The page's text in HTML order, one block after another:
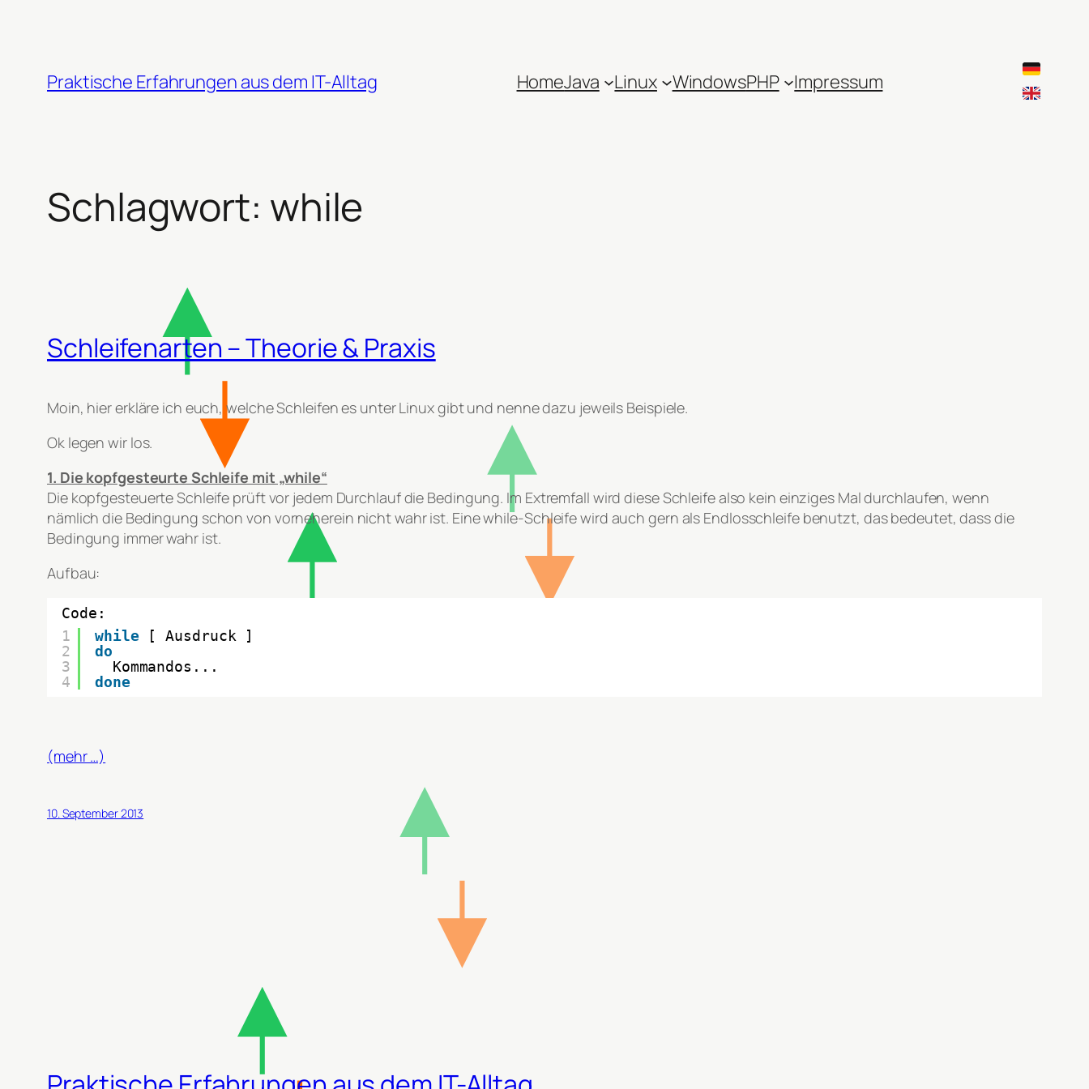
Praktische Erfahrungen aus dem IT-Alltag HomeJava Linux WindowsPHP Impressum
Schlagwort: while
Schleifenarten – Theorie & Praxis
Moin, hier erkläre ich euch, welche Schleifen es unter Linux gibt und nenne dazu jeweils Beispiele.
Ok legen wir los.
1. Die kopfgesteurte Schleife mit „while“
Die kopfgesteuerte Schleife prüft vor jedem Durchlauf die Bedingung. Im Extremfall wird diese Schleife also kein einziges Mal durchlaufen, wenn
nämlich die Bedingung schon von vorneherein nicht wahr ist. Eine while-Schleife wird auch gern als Endlosschleife benutzt, das bedeutet, dass die
Bedingung immer wahr ist.
Aufbau:
Code:
1
2
3
4
while
[ Ausdruck ]
do
Kommandos...
done
(mehr …)
10. September 2013